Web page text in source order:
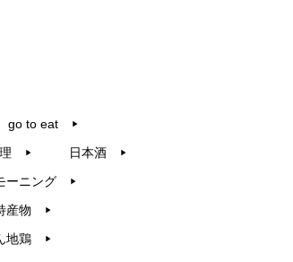
go to eat ▶︎
▶︎ 日本酒 ▶︎
ーニング ▶︎
産物 ▶︎
地鶏 ▶︎